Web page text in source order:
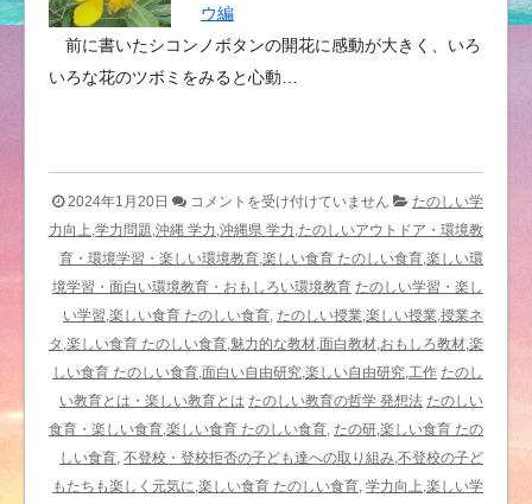
ウ編
前に書いたシコンノボタンの開花に感動が大きく、いろ
いろな花のツボミをみると心動…
2024年1月20日
コ
タ
ツ
記
事・
パ
ッ
チ
ワ
ー
ク
コメントを受け付けていません
たのしい学
力向上,学力問題,沖縄 学力,沖縄県 学力,たのしいアウトドア・環境教
育・環境学習・楽しい環境教育,楽しい食育 たのしい食育,楽しい環
境学習・面白い環境教育・おもしろい環境教育 たのしい学習・楽し
い学習,楽しい食育 たのしい食育, たのしい授業,楽しい授業,授業ネ
タ,楽しい食育 たのしい食育,魅力的な教材,面白教材,おもしろ教材,楽
しい食育 たのしい食育,面白い自由研究,楽しい自由研究,工作 たのし
い教育とは・楽しい教育とは たのしい教育の哲学 発想法 たのしい
食育・楽しい食育,楽しい食育 たのしい食育, たの研,楽しい食育 たの
しい食育, 不登校・登校拒否の子ども達への取り組み,不登校の子ど
もたちも楽しく元気に,楽しい食育 たのしい食育, 学力向上,楽しい学